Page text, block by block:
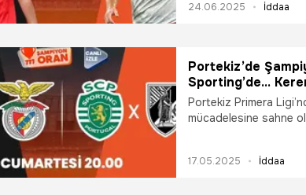
24.06.2025 İddaa
Portekiz’de
Sporting’de…
Başaracak mı?
Portekiz Primera
mücadelesine sahne
17.05.2025 İddaa